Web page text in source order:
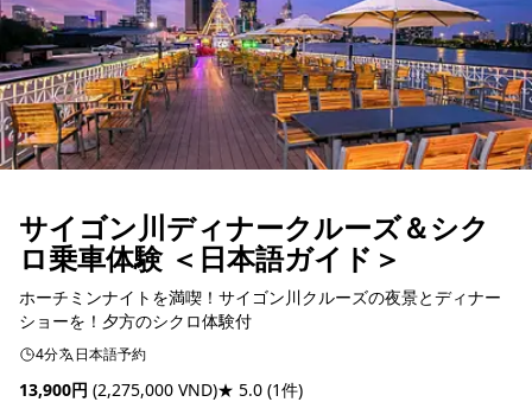
サイゴン川ディナークルーズ＆シク
ロ乗車体験 ＜日本語ガイド＞
ホーチミンナイトを満喫！サイゴン川クルーズの夜景とディナー
ショーを！夕方のシクロ体験付
4分 日本語予約
13,900円 (2,275,000 VND)★ 5.0 (1件)